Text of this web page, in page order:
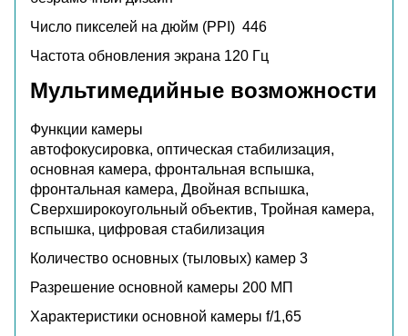
Число пикселей на дюйм (PPI) 446
Частота обновления экрана 120 Гц
Мультимедийные возможности
Функции камеры
автофокусировка, оптическая стабилизация,
основная камера, фронтальная вспышка,
фронтальная камера, Двойная вспышка,
Сверхширокоугольный объектив, Тройная камера,
вспышка, цифровая стабилизация
Количество основных (тыловых) камер 3
Разрешение основной камеры 200 МП
Характеристики основной камеры f/1,65